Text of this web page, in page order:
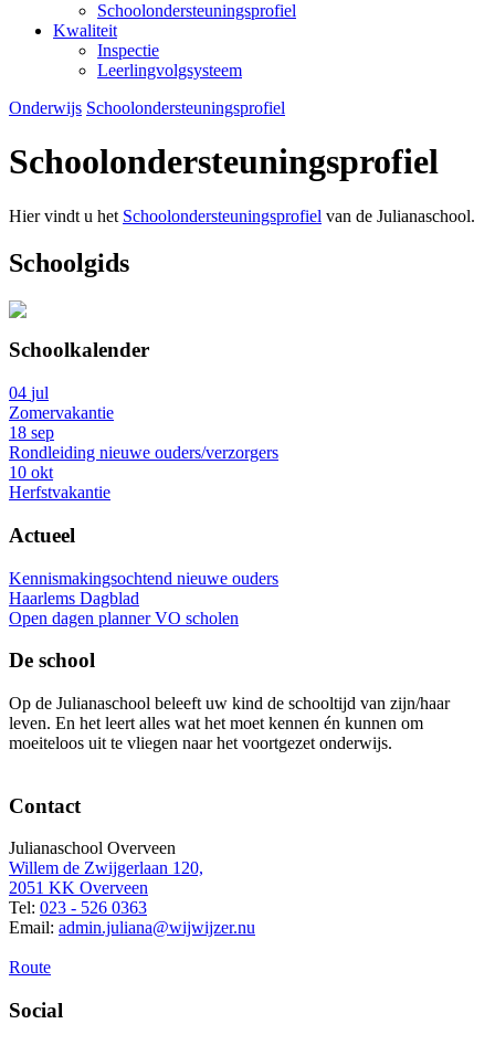
Schoolondersteuningsprofiel
Kwaliteit
Inspectie
Leerlingvolgsysteem
Onderwijs Schoolondersteuningsprofiel
Schoolondersteuningsprofiel
Hier vindt u het Schoolondersteuningsprofiel van de Julianaschool.
Schoolgids
Schoolkalender
04 jul
Zomervakantie
18 sep
Rondleiding nieuwe ouders/verzorgers
10 okt
Herfstvakantie
Actueel
Kennismakingsochtend nieuwe ouders
Haarlems Dagblad
Open dagen planner VO scholen
De school
Op de Julianaschool beleeft uw kind de schooltijd van zijn/haar
leven. En het leert alles wat het moet kennen én kunnen om
moeiteloos uit te vliegen naar het voortgezet onderwijs.
Contact
Julianaschool Overveen
Willem de Zwijgerlaan 120,
2051 KK Overveen
Tel: 023 - 526 0363
Email: admin.juliana@wijwijzer.nu
Route
Social